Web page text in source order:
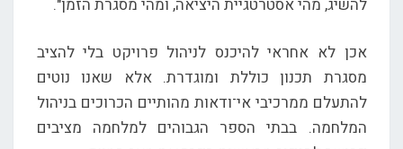
להשיג, מהי אסטרטגיית היציאה, ומהי מסגרת הזמן".
אכן לא אחראי להיכנס לניהול פרויקט בלי להציב
מסגרת תכנון כוללת ומוגדרת. אלא שאנו נוטים
להתעלם ממרכיבי אי־ודאות מהותיים הכרוכים בניהול
המלחמה. בבתי הספר הגבוהים למלחמה מציבים